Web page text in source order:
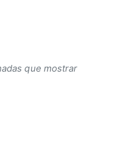
que mostrar